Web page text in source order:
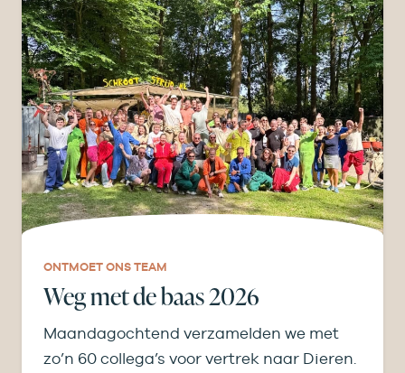
ONTMOET ONS TEAM
Weg met de baas 2026
Maandagochtend verzamelden we met
zo’n 60 collega’s voor vertrek naar Dieren.